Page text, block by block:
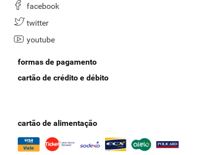
facebook
twitter
youtube
formas de pagamento
cartão de crédito e débito
cartão de alimentação